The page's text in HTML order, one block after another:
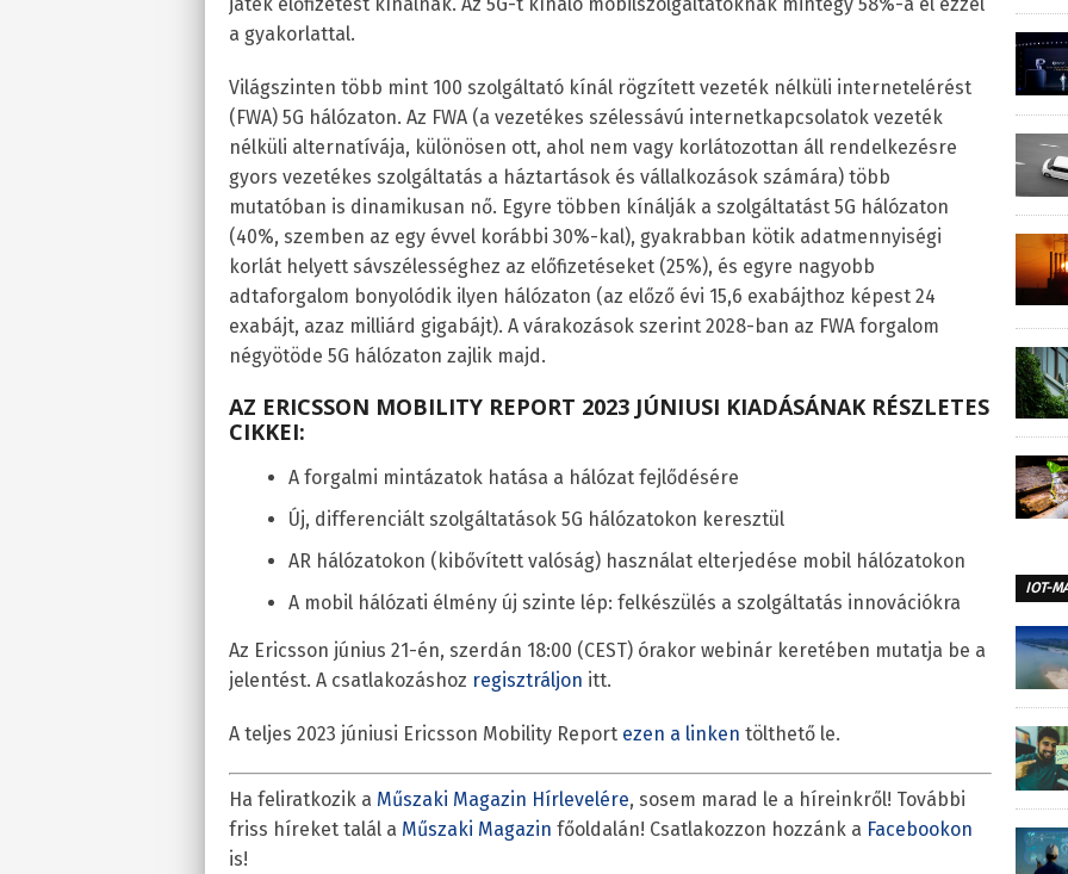
a gyakorlattal.
Világszinten több mint 100 szolgáltató kínál rögzített vezeték nélküli internetelérést
(FWA) 5G hálózaton. Az FWA (a vezetékes szélessávú internetkapcsolatok vezeték
nélküli alternatívája, különösen ott, ahol nem vagy korlátozottan áll rendelkezésre
gyors vezetékes szolgáltatás a háztartások és vállalkozások számára) több
mutatóban is dinamikusan nő. Egyre többen kínálják a szolgáltatást 5G hálózaton
(40%, szemben az egy évvel korábbi 30%-kal), gyakrabban kötik adatmennyiségi
korlát helyett sávszélességhez az előfizetéseket (25%), és egyre nagyobb
adtaforgalom bonyolódik ilyen hálózaton (az előző évi 15,6 exabájthoz képest 24
exabájt, azaz milliárd gigabájt). A várakozások szerint 2028-ban az FWA forgalom
négyötöde 5G hálózaton zajlik majd.
AZ ERICSSON MOBILITY REPORT 2023 JÚNIUSI KIADÁSÁNAK RÉSZLETES
CIKKEI:
A forgalmi mintázatok hatása a hálózat fejlődésére
Új, differenciált szolgáltatások 5G hálózatokon keresztül
AR hálózatokon (kibővített valóság) használat elterjedése mobil hálózatokon
A mobil hálózati élmény új szinte lép: felkészülés a szolgáltatás innovációkra
Az Ericsson június 21-én, szerdán 18:00 (CEST) órakor webinár keretében mutatja be a
jelentést. A csatlakozáshoz regisztráljon itt.
A teljes 2023 júniusi Ericsson Mobility Report ezen a linken tölthető le.
Ha feliratkozik a Műszaki Magazin Hírlevelére, sosem marad le a híreinkről! További
friss híreket talál a Műszaki Magazin főoldalán! Csatlakozzon hozzánk a Facebookon
is!
IOT-